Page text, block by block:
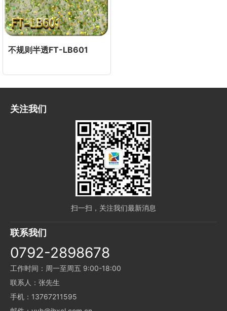
不规则半透FT-LB601
关注我们
扫一扫，关注我们最新消息
联系我们
0792-2898678
工作时间：周一至周五 9:00-18:00
联系人：张先生
手机：13767211595